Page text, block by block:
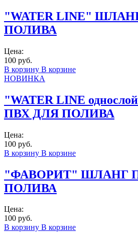
"WATER LINE"
ПОЛИВА
Цена:
100 руб.
В корзину В корзине
НОВИНКА
"WATER LINE
ПВХ ДЛЯ ПОЛИВА
Цена:
100 руб.
В корзину В корзине
"ФАВОРИТ" ШЛАНГ
ПОЛИВА
Цена:
100 руб.
В корзину В корзине